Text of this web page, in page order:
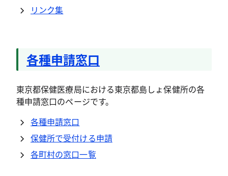
リンク集
各種申請窓口
東京都保健医療局における東京都島しょ保健所の各
種申請窓口のページです。
各種申請窓口
保健所で受付ける申請
各町村の窓口一覧